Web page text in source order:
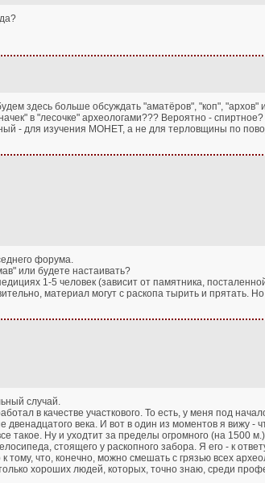
здесь больше обсуждать "аматёров", "коп",
в "лесочке" археологами??? Вероятно -
- для изучения МОНЕТ, а не для терловщины по
форума.
или будете настаивать?
1-5 человек (зависит от памятника,
материал могут с раскопа тырить и прятать.
случай.
в качестве участкового. То есть, у меня под
века. И вот в один из моментов я вижу
такое. Ну и уходтит за пределы огромного (на 1500
стоящего у раскопного забора. Я его - к
к тому, что, конечно, можно смешать с грязью всех
хороших людей, которых, точно знаю, среди